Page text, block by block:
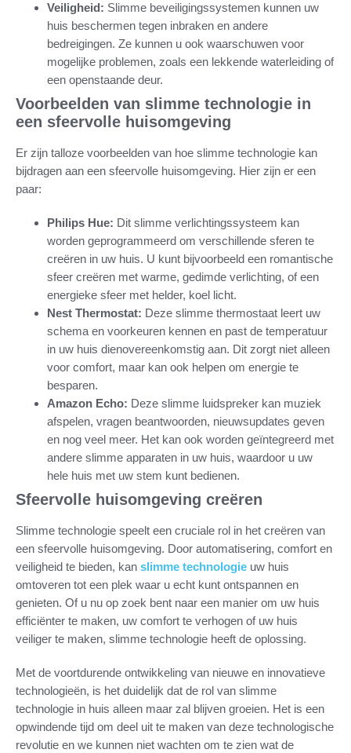
Veiligheid: Slimme beveiligingssystemen kunnen uw
huis beschermen tegen inbraken en andere
bedreigingen. Ze kunnen u ook waarschuwen voor
mogelijke problemen, zoals een lekkende waterleiding of
een openstaande deur.
Voorbeelden van slimme technologie in
een sfeervolle huisomgeving
Er zijn talloze voorbeelden van hoe slimme technologie kan
bijdragen aan een sfeervolle huisomgeving. Hier zijn er een
paar:
Philips Hue: Dit slimme verlichtingssysteem kan
worden geprogrammeerd om verschillende sferen te
creëren in uw huis. U kunt bijvoorbeeld een romantische
sfeer creëren met warme, gedimde verlichting, of een
energieke sfeer met helder, koel licht.
Nest Thermostat: Deze slimme thermostaat leert uw
schema en voorkeuren kennen en past de temperatuur
in uw huis dienovereenkomstig aan. Dit zorgt niet alleen
voor comfort, maar kan ook helpen om energie te
besparen.
Amazon Echo: Deze slimme luidspreker kan muziek
afspelen, vragen beantwoorden, nieuwsupdates geven
en nog veel meer. Het kan ook worden geïntegreerd met
andere slimme apparaten in uw huis, waardoor u uw
hele huis met uw stem kunt bedienen.
Sfeervolle huisomgeving creëren
Slimme technologie speelt een cruciale rol in het creëren van
een sfeervolle huisomgeving. Door automatisering, comfort en
veiligheid te bieden, kan slimme technologie uw huis
omtoveren tot een plek waar u echt kunt ontspannen en
genieten. Of u nu op zoek bent naar een manier om uw huis
efficiënter te maken, uw comfort te verhogen of uw huis
veiliger te maken, slimme technologie heeft de oplossing.
Met de voortdurende ontwikkeling van nieuwe en innovatieve
technologieën, is het duidelijk dat de rol van slimme
technologie in huis alleen maar zal blijven groeien. Het is een
opwindende tijd om deel uit te maken van deze technologische
revolutie en we kunnen niet wachten om te zien wat de